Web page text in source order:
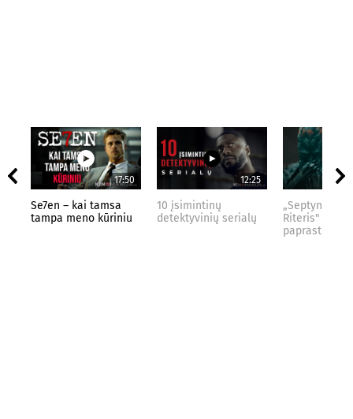
17:50
Se7en – kai tamsa
tampa meno kūriniu
12:25
10 įsimintinų
detektyvinių serialų
„Septynių
Riteris" – kai
paprastumas